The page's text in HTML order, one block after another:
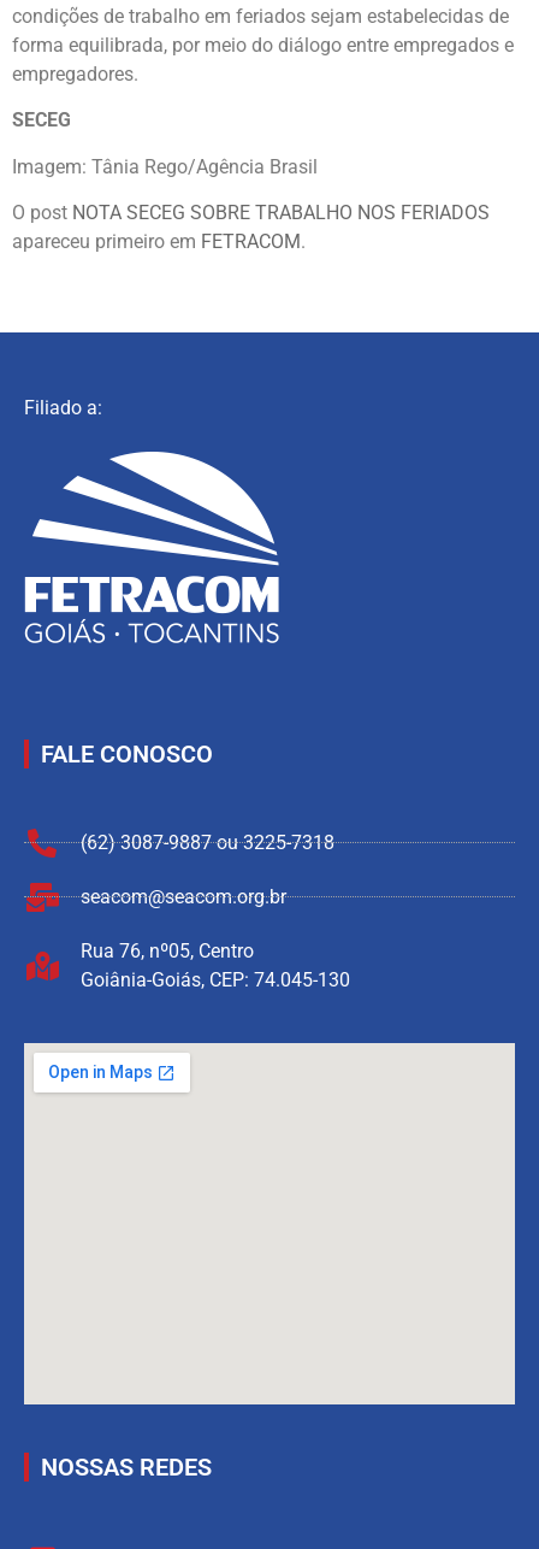
condições de trabalho em feriados sejam estabelecidas de
forma equilibrada, por meio do diálogo entre empregados e
empregadores.
SECEG
Imagem: Tânia Rego/Agência Brasil
O post NOTA SECEG SOBRE TRABALHO NOS FERIADOS
apareceu primeiro em FETRACOM.
Filiado a:
FALE CONOSCO
(62) 3087-9887 ou 3225-7318
seacom@seacom.org.br
Rua 76, nº05, Centro
Goiânia-Goiás, CEP: 74.045-130
NOSSAS REDES